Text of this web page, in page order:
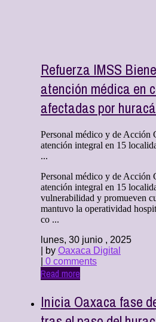
Refuerza IMSS
atención médica en
afectadas por
Personal médico y de Acción
atención integral en 15
...
Personal médico y de Acción
atención integral en 15
vulnerabilidad y promueven
mantuvo la operatividad
co ...
lunes, 30 junio , 2025
| by Oaxaca Digital
0 comments
Read more
Inicia Oaxaca fase